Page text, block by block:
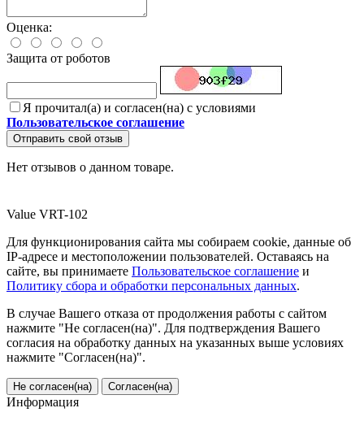
Оценка:
Защита от роботов
Я прочитал(а) и согласен(на) с условиями
Пользовательское соглашение
Отправить свой отзыв
Нет отзывов о данном товаре.
Value VRT-102
Для функционирования сайта мы собираем cookie, данные об
IP-адресе и местоположении пользователей. Оставаясь на
сайте, вы принимаете Пользовательское соглашение и
Политику сбора и обработки персональных данных.
В случае Вашего отказа от продолжения работы с сайтом
нажмите "Не согласен(на)". Для подтверждения Вашего
согласия на обработку данных на указанных выше условиях
нажмите "Согласен(на)".
Не согласен(на) Согласен(на)
Информация